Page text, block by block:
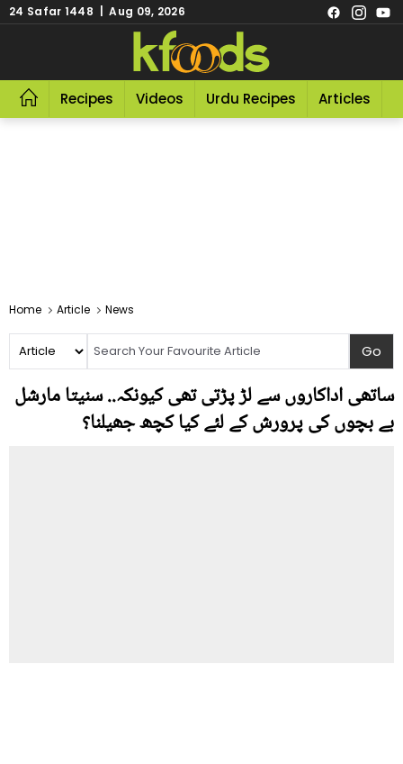
24 Safar 1448 | Aug 09, 2026
Recipes Videos Urdu Recipes Articles
Home Article News
ساتھی اداکاروں سے لڑ پڑتی تھی کیونکہ.. سنیتا مارشل
بے بچوں کی پرورش کے لئے کیا کچھ جھیلنا؟